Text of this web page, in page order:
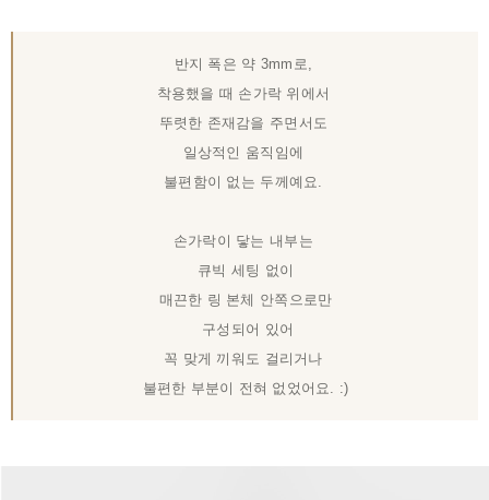
반지 폭은 약 3mm로,
착용했을 때 손가락 위에서
뚜렷한 존재감을 주면서도
일상적인 움직임에
불편함이 없는 두께예요.
손가락이 닿는 내부는
큐빅 세팅 없이
매끈한 링 본체 안쪽으로만
구성되어 있어
꼭 맞게 끼워도 걸리거나
불편한 부분이 전혀 없었어요. :)